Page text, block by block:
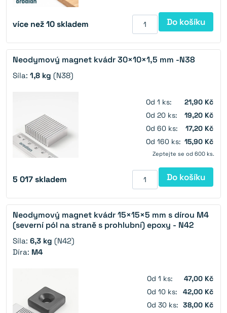
více než 10 skladem Do košíku
Neodymový magnet kvádr 30×10×1,5 mm -N38
Síla: 1,8 kg (N38)
Od 1 ks:
21,90 Kč
Od 20 ks:
19,20 Kč
Od 60 ks:
17,20 Kč
Od 160 ks: 15,90 Kč
Zeptejte se od 600 ks.
5 017skladem Do košíku
Neodymový magnet kvádr 15×15×5 mm s dírou M4
(severní pól na straně s prohlubní) epoxy - N42
Síla: 6,3 kg (N42)
Díra: M4
Od 1 ks:
47,00 Kč
Od 10 ks:
42,00 Kč
Od 30 ks: 38,00 Kč